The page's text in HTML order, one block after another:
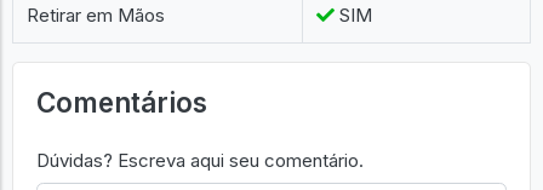
Retirar em Mãos SIM
Comentários
Dúvidas? Escreva aqui seu comentário.